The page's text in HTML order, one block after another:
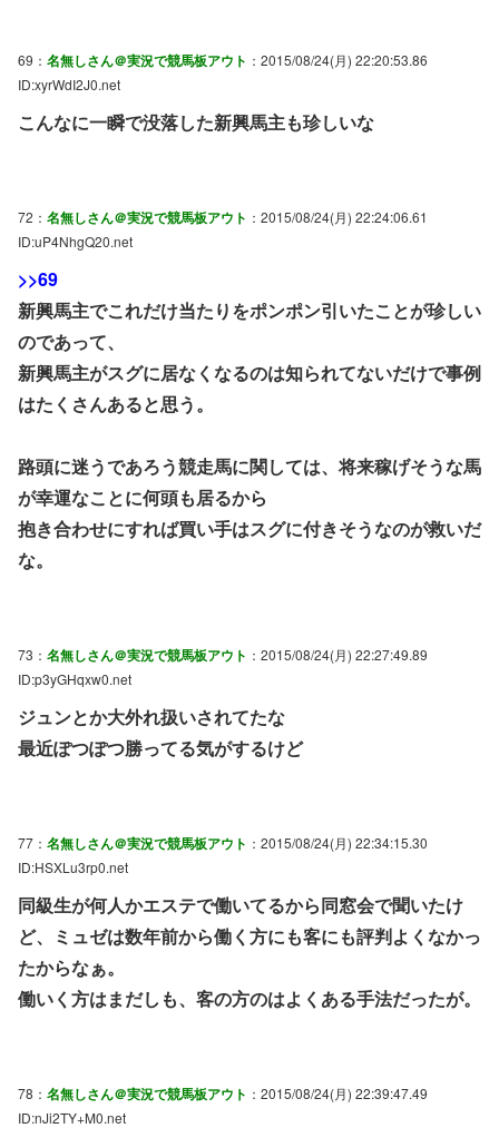
69： 名無しさん＠実況で競馬板アウト ：2015/08/24(月) 22:20:53.86
ID:xyrWdI2J0.net
こんなに一瞬で没落した新興馬主も珍しいな
72： 名無しさん＠実況で競馬板アウト ：2015/08/24(月) 22:24:06.61
ID:uP4NhgQ20.net
>>69
新興馬主でこれだけ当たりをポンポン引いたことが珍しい
のであって、
新興馬主がスグに居なくなるのは知られてないだけで事例
はたくさんあると思う。
路頭に迷うであろう競走馬に関しては、将来稼げそうな馬
が幸運なことに何頭も居るから
抱き合わせにすれば買い手はスグに付きそうなのが救いだ
な。
73： 名無しさん＠実況で競馬板アウト ：2015/08/24(月) 22:27:49.89
ID:p3yGHqxw0.net
ジュンとか大外れ扱いされてたな
最近ぽつぽつ勝ってる気がするけど
77： 名無しさん＠実況で競馬板アウト ：2015/08/24(月) 22:34:15.30
ID:HSXLu3rp0.net
同級生が何人かエステで働いてるから同窓会で聞いたけ
ど、ミュゼは数年前から働く方にも客にも評判よくなかっ
たからなぁ。
働いく方はまだしも、客の方のはよくある手法だったが。
78： 名無しさん＠実況で競馬板アウト ：2015/08/24(月) 22:39:47.49
ID:nJi2TY+M0.net